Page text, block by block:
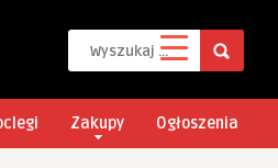
Zakupy Ogłoszenia